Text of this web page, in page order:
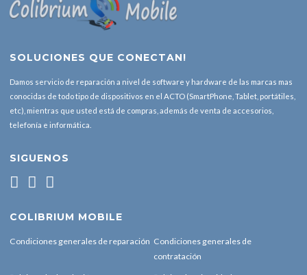
SOLUCIONES QUE CONECTAN!
Damos servicio de reparación a nivel de software y hardware de las marcas mas
conocidas de todo tipo de dispositivos en el ACTO (SmartPhone, Tablet, portátiles,
etc), mientras que usted está de compras, además de venta de accesorios,
telefonía e informática.
SIGUENOS
COLIBRIUM MOBILE
Condiciones generales de reparación Condiciones generales de
contratación